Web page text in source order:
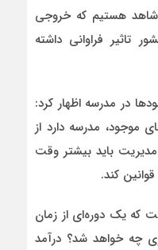
شاهد هستیم که خروجی
تاثیر فراوانی داشته
در مدرسه اظهار کرد:
موجود، مدرسه دارد از
باید بیشتر وقت
کند.
که یک دوره‌ای از زمان
چه خواهد شد؟ درآمد